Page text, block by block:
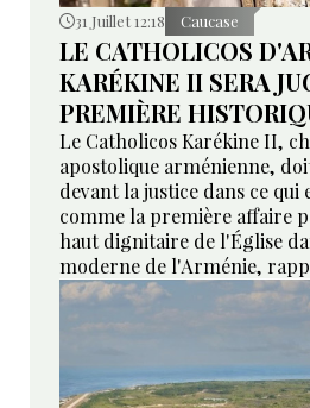
31 Juillet 12:18 Caucase
LE CATHOLICOS
KARÉKINE II SERA
PREMIÈRE
Le Catholicos Karékine II,
apostolique arménienne,
devant la justice dans ce qui
comme la première affaire
haut dignitaire de l'Église
moderne de l'Arménie,